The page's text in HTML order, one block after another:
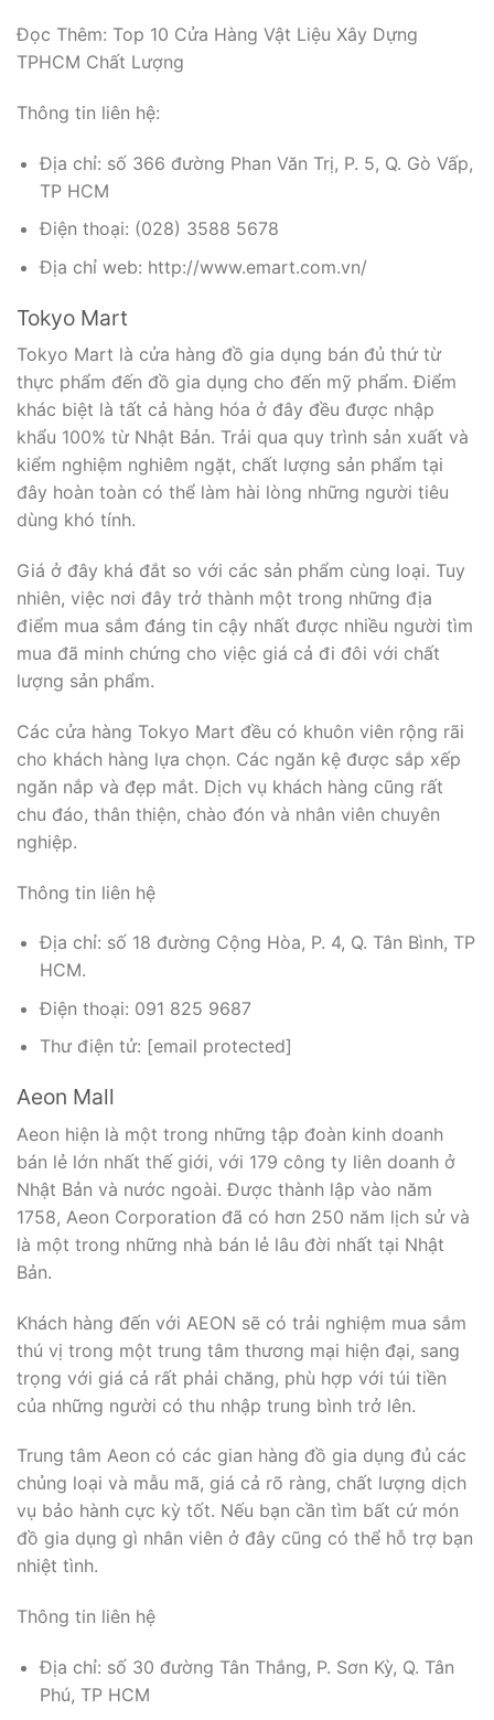
Đọc Thêm: Top 10 Cửa Hàng Vật Liệu Xây Dựng
TPHCM Chất Lượng
Thông tin liên hệ:
Địa chỉ: số 366 đường Phan Văn Trị, P. 5, Q. Gò Vấp,
TP HCM
Điện thoại: (028) 3588 5678
Địa chỉ web: http://www.emart.com.vn/
Tokyo Mart
Tokyo Mart là cửa hàng đồ gia dụng bán đủ thứ từ
thực phẩm đến đồ gia dụng cho đến mỹ phẩm. Điểm
khác biệt là tất cả hàng hóa ở đây đều được nhập
khẩu 100% từ Nhật Bản. Trải qua quy trình sản xuất và
kiểm nghiệm nghiêm ngặt, chất lượng sản phẩm tại
đây hoàn toàn có thể làm hài lòng những người tiêu
dùng khó tính.
Giá ở đây khá đắt so với các sản phẩm cùng loại. Tuy
nhiên, việc nơi đây trở thành một trong những địa
điểm mua sắm đáng tin cậy nhất được nhiều người tìm
mua đã minh chứng cho việc giá cả đi đôi với chất
lượng sản phẩm.
Các cửa hàng Tokyo Mart đều có khuôn viên rộng rãi
cho khách hàng lựa chọn. Các ngăn kệ được sắp xếp
ngăn nắp và đẹp mắt. Dịch vụ khách hàng cũng rất
chu đáo, thân thiện, chào đón và nhân viên chuyên
nghiệp.
Thông tin liên hệ
Địa chỉ: số 18 đường Cộng Hòa, P. 4, Q. Tân Bình, TP
HCM.
Điện thoại: 091 825 9687
Thư điện tử: [email protected]
Aeon Mall
Aeon hiện là một trong những tập đoàn kinh doanh
bán lẻ lớn nhất thế giới, với 179 công ty liên doanh ở
Nhật Bản và nước ngoài. Được thành lập vào năm
1758, Aeon Corporation đã có hơn 250 năm lịch sử và
là một trong những nhà bán lẻ lâu đời nhất tại Nhật
Bản.
Khách hàng đến với AEON sẽ có trải nghiệm mua sắm
thú vị trong một trung tâm thương mại hiện đại, sang
trọng với giá cả rất phải chăng, phù hợp với túi tiền
của những người có thu nhập trung bình trở lên.
Trung tâm Aeon có các gian hàng đồ gia dụng đủ các
chủng loại và mẫu mã, giá cả rõ ràng, chất lượng dịch
vụ bảo hành cực kỳ tốt. Nếu bạn cần tìm bất cứ món
đồ gia dụng gì nhân viên ở đây cũng có thể hỗ trợ bạn
nhiệt tình.
Thông tin liên hệ
Địa chỉ: số 30 đường Tân Thắng, P. Sơn Kỳ, Q. Tân
Phú, TP HCM